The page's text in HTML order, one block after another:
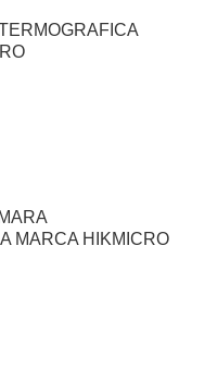
MARCA HIKMICRO